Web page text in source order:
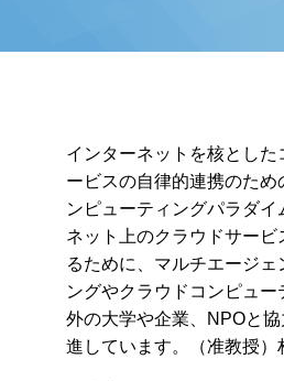
インターネットを核とし
ービスの自律的連携のた
ンピューティングパラダ
ネット上のクラウドサー
るために、マルチエージ
ングやクラウドコンピュ
外の大学や企業、NPOと
進しています。（准教授